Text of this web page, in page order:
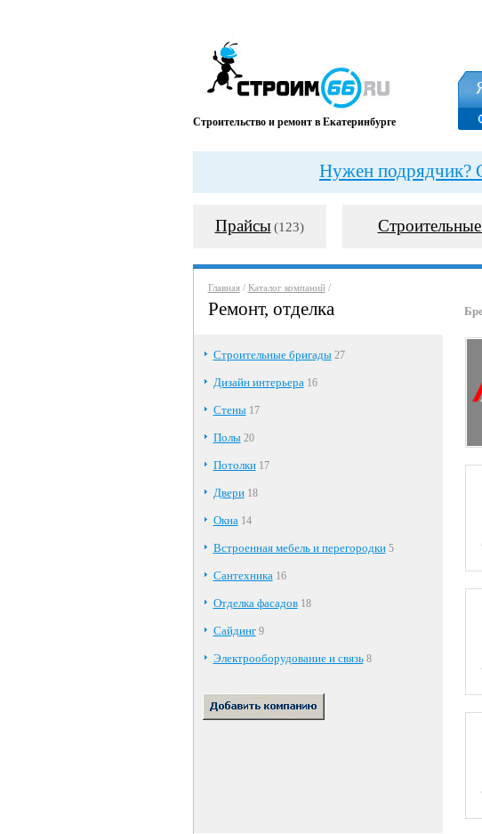
Строительство и ремонт в Екатеринбурге
Нужен подрядчик?
Прайсы (123)
Главная/ Каталог компаний/
Ремонт, отделка
Строительные бригады 27
Дизайн интерьера 16
Стены 17
Полы 20
Потолки 17
Двери 18
Окна 14
Встроенная мебель и перегородки 5
Сантехника 16
Отделка фасадов 18
Сайдинг 9
Электрооборудование и связь 8